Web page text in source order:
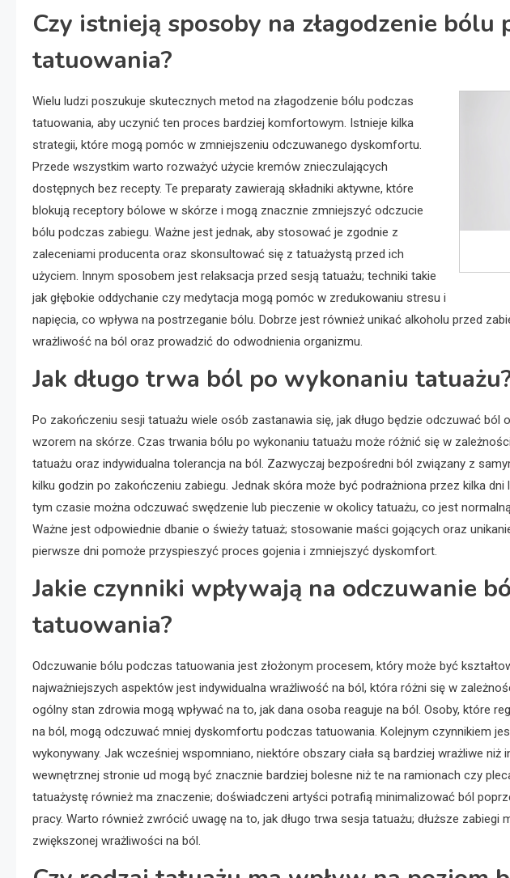
Czy istnieją sposoby na złagodzenie bólu
tatuowania?
Wielu ludzi poszukuje skutecznych metod na złagodzenie bólu podczas
tatuowania, aby uczynić ten proces bardziej komfortowym. Istnieje kilka
strategii, które mogą pomóc w zmniejszeniu odczuwanego dyskomfortu.
Przede wszystkim warto rozważyć użycie kremów znieczulających
dostępnych bez recepty. Te preparaty zawierają składniki aktywne, które
blokują receptory bólowe w skórze i mogą znacznie zmniejszyć odczucie
bólu podczas zabiegu. Ważne jest jednak, aby stosować je zgodnie z
zaleceniami producenta oraz skonsultować się z tatuażystą przed ich
użyciem. Innym sposobem jest relaksacja przed sesją tatuażu; techniki takie
jak głębokie oddychanie czy medytacja mogą pomóc w zredukowaniu stresu i
napięcia, co wpływa na postrzeganie bólu. Dobrze jest również unikać alkoholu przed
wrażliwość na ból oraz prowadzić do odwodnienia organizmu.
Jak długo trwa ból po wykonaniu
Po zakończeniu sesji tatuażu wiele osób zastanawia się, jak długo będzie odczuwać
wzorem na skórze. Czas trwania bólu po wykonaniu tatuażu może różnić się w
tatuażu oraz indywidualna tolerancja na ból. Zazwyczaj bezpośredni ból związany z
kilku godzin po zakończeniu zabiegu. Jednak skóra może być podrażniona przez kilka
tym czasie można odczuwać swędzenie lub pieczenie w okolicy tatuażu, co jest
Ważne jest odpowiednie dbanie o świeży tatuaż; stosowanie maści gojących oraz
pierwsze dni pomoże przyspieszyć proces gojenia i zmniejszyć dyskomfort.
Jakie czynniki wpływają na odczuwanie
tatuowania?
Odczuwanie bólu podczas tatuowania jest złożonym procesem, który może być
najważniejszych aspektów jest indywidualna wrażliwość na ból, która różni się w
ogólny stan zdrowia mogą wpływać na to, jak dana osoba reaguje na ból. Osoby, które
na ból, mogą odczuwać mniej dyskomfortu podczas tatuowania. Kolejnym czynnikiem
wykonywany. Jak wcześniej wspomniano, niektóre obszary ciała są bardziej wrażliwe niż
wewnętrznej stronie ud mogą być znacznie bardziej bolesne niż te na ramionach czy
tatuażystę również ma znaczenie; doświadczeni artyści potrafią minimalizować ból
pracy. Warto również zwrócić uwagę na to, jak długo trwa sesja tatuażu; dłuższe
zwiększonej wrażliwości na ból.